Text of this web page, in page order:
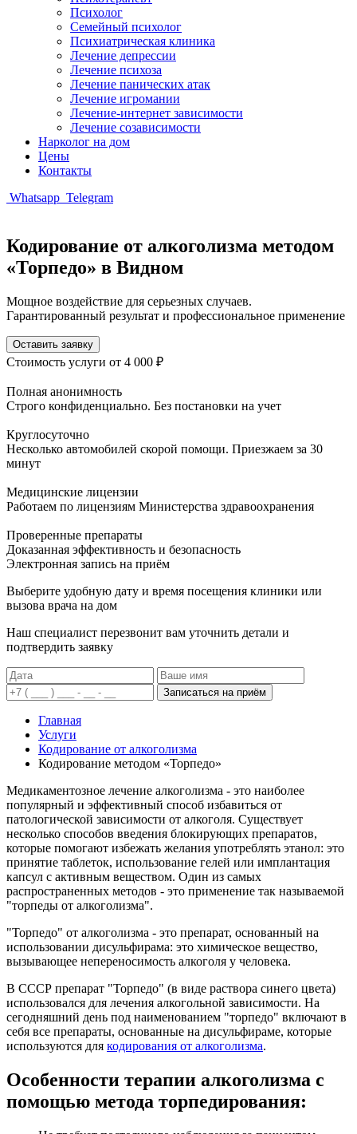
Психолог
Семейный психолог
Психиатрическая клиника
Лечение депрессии
Лечение психоза
Лечение панических атак
Лечение игромании
Лечение-интернет зависимости
Лечение созависимости
Нарколог на дом
Цены
Контакты
Whatsapp Telegram
Кодирование от алкоголизма методом
«Торпедо» в Видном
Мощное воздействие для серьезных случаев.
Гарантированный результат и профессиональное применение
Оставить заявку
Стоимость услуги от 4 000 ₽
Полная анонимность
Строго конфиденциально. Без постановки на учет
Круглосуточно
Несколько автомобилей скорой помощи. Приезжаем за 30
минут
Медицинские лицензии
Работаем по лицензиям Министерства здравоохранения
Проверенные препараты
Доказанная эффективность и безопасность
Электронная запись на приём
Выберите удобную дату и время посещения клиники или
вызова врача на дом
Наш специалист перезвонит вам уточнить детали и
подтвердить заявку
Записаться на приём
Главная
Услуги
Кодирование от алкоголизма
Кодирование методом «Торпедо»
Медикаментозное лечение алкоголизма - это наиболее
популярный и эффективный способ избавиться от
патологической зависимости от алкоголя. Существует
несколько способов введения блокирующих препаратов,
которые помогают избежать желания употреблять этанол: это
принятие таблеток, использование гелей или имплантация
капсул с активным веществом. Один из самых
распространенных методов - это применение так называемой
"торпеды от алкоголизма".
"Торпедо" от алкоголизма - это препарат, основанный на
использовании дисульфирама: это химическое вещество,
вызывающее непереносимость алкоголя у человека.
В СССР препарат "Торпедо" (в виде раствора синего цвета)
использовался для лечения алкогольной зависимости. На
сегодняшний день под наименованием "торпедо" включают в
себя все препараты, основанные на дисульфираме, которые
используются для кодирования от алкоголизма.
Особенности терапии алкоголизма с
помощью метода торпедирования: